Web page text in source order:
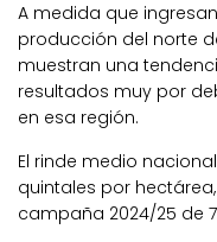
A medida que
producción del norte
muestran una
resultados muy por
en esa región.
El rinde medio
quintales por
campaña 2024/25 de